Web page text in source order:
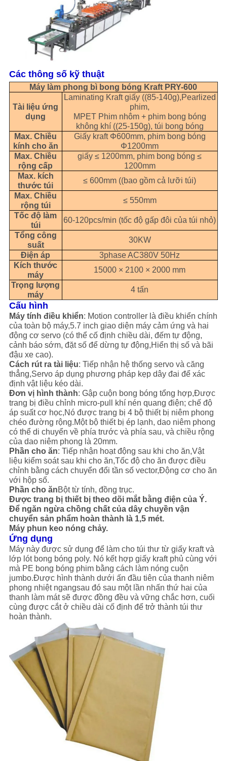
Các thông số kỹ thuật
Máy làm phong bì bong bóng Kraft PRY-600
Tài liệu ứng
dụng
Laminating Kraft giấy ((85-140g),Pearlized
phim,
MPET Phim nhôm + phim bong bóng
không khí ((25-150g), túi bong bóng
Max. Chiều
kính cho ăn
Giấy kraft Φ600mm, phim bong bóng
Φ1200mm
Max. Chiều
rộng cấp
giấy ≤ 1200mm, phim bong bóng ≤
1200mm
Max. kích
thước túi
≤ 600mm ((bao gồm cả lưỡi túi)
Max. Chiều
rộng túi
≤ 550mm
Tốc độ làm
túi
60-120pcs/min (tốc độ gấp đôi của túi nhỏ)
Tổng công
suất
30KW
Điện áp
3phase AC380V 50Hz
Kích thước
máy
15000 × 2100 × 2000 mm
Trọng lượng
máy
4 tấn
Cấu hình
Máy tính điều khiển: Motion controller là điều khiển chính
của toàn bộ máy,5.7 inch giao diện máy cảm ứng và hai
động cơ servo (có thể cố định chiều dài, đếm tự động,
cảnh báo sớm, đặt số để dừng tự động,Hiển thị số và bãi
đậu xe cao).
Cách rút ra tài liệu: Tiếp nhận hệ thống servo và căng
thẳng,Servo áp dụng phương pháp kẹp dây đai để xác
định vật liệu kéo dài.
Đơn vị hình thành: Gập cuộn bong bóng tổng hợp,Được
trang bị điều chỉnh micro-pull khí nén quang điện; chế độ
áp suất cơ học,Nó được trang bị 4 bộ thiết bị niêm phong
chéo đường rộng.Một bộ thiết bị ép lạnh, dao niêm phong
có thể di chuyển về phía trước và phía sau, và chiều rộng
của dao niêm phong là 20mm.
Phần cho ăn: Tiếp nhận hoạt động sau khi cho ăn,Vật
liệu kiểm soát sau khi cho ăn,Tốc độ cho ăn được điều
chỉnh bằng cách chuyển đổi tần số vector,Động cơ cho ăn
với hộp số.
Phần cho ănBột từ tính, đồng trục.
Được trang bị thiết bị theo dõi mắt bằng điện của Ý.
Để ngăn ngừa chồng chất của dây chuyền vận
chuyển sản phẩm hoàn thành là 1,5 mét.
Máy phun keo nóng chảy.
Ứng dụng
Máy này được sử dụng để làm cho túi thư từ giấy kraft và
lớp lót bong bóng poly. Nó kết hợp giấy kraft phủ cùng với
mà PE bong bóng phim bằng cách làm nóng cuộn
jumbo.Được hình thành dưới ấn đầu tiên của thanh niêm
phong nhiệt ngangsau đó sau một lần nhấn thứ hai của
thanh làm mát sẽ được đồng đều và vững chắc hơn, cuối
cùng được cắt ở chiều dài cố định để trở thành túi thư
hoàn thành.